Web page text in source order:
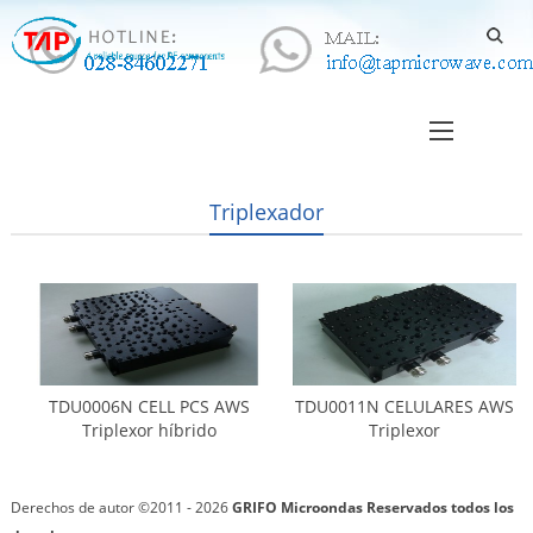
Triplexador
TDU0006N CELL PCS AWS
Triplexor híbrido
TDU0011N CELULARES AWS
Triplexor
Derechos de autor ©2011 - 2026GRIFO MicroondasReservados todos los